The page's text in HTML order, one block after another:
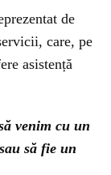
de
care, pe
asistență
venim cu un
să fie un